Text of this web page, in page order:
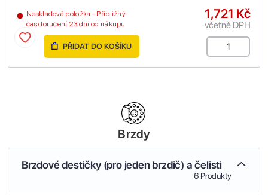
Neskladová položka - Přibližný
čas doručení 23 dní od nákupu
1,721 Kč
včetně DPH
PŘIDAT DO KOŠÍKU
Brzdy
Brzdové destičky (pro jeden brzdič) a čelisti
6 Produkty